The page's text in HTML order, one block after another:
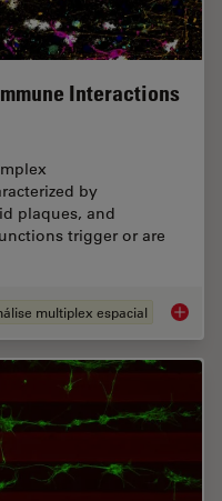
Interactions
by
plaques, and
trigger or are
multiplex espacial Spatial